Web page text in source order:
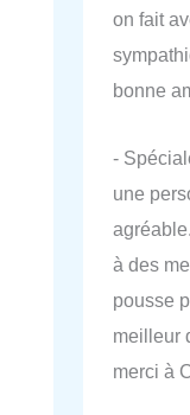
on fait
bonne
-
une
à des
pousse
meilleur
merci à